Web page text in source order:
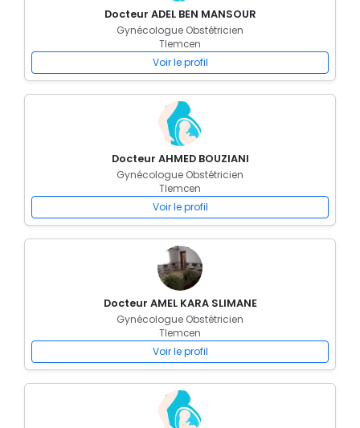
Docteur ADEL BEN MANSOUR
Gynécologue Obstétricien
Tlemcen
Voir le profil
Docteur AHMED BOUZIANI
Gynécologue Obstétricien
Tlemcen
Voir le profil
Docteur AMEL KARA SLIMANE
Gynécologue Obstétricien
Tlemcen
Voir le profil